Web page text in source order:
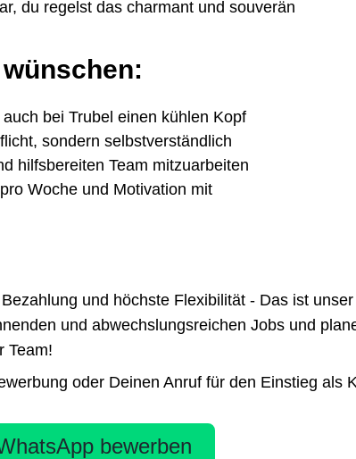
du regelst das charmant und souverän
bei Trubel einen kühlen Kopf
sondern selbstverständlich
hilfsbereiten Team mitzuarbeiten
Woche und Motivation mit
und höchste Flexibilität - Das ist
und abwechslungsreichen Jobs und
Team!
oder Deinen Anruf für den Einstieg als
bewerben